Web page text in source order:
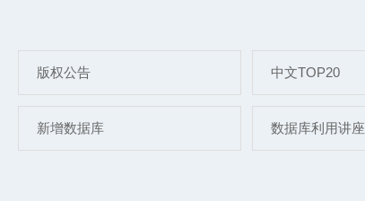
版权公告 中文TOP20
新增数据库 数据库利用讲座